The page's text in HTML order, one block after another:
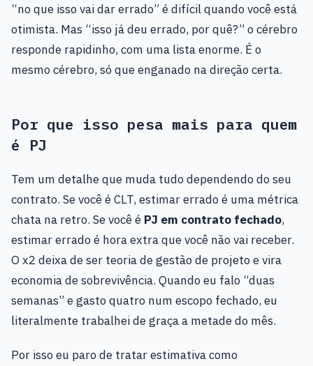
“no que isso vai dar errado” é difícil quando você está
otimista. Mas “isso já deu errado, por quê?” o cérebro
responde rapidinho, com uma lista enorme. É o
mesmo cérebro, só que enganado na direção certa.
Por que isso pesa mais para quem
é PJ
Tem um detalhe que muda tudo dependendo do seu
contrato. Se você é CLT, estimar errado é uma métrica
chata na retro. Se você é PJ em contrato fechado,
estimar errado é hora extra que você não vai receber.
O x2 deixa de ser teoria de gestão de projeto e vira
economia de sobrevivência. Quando eu falo “duas
semanas” e gasto quatro num escopo fechado, eu
literalmente trabalhei de graça a metade do mês.
Por isso eu paro de tratar estimativa como